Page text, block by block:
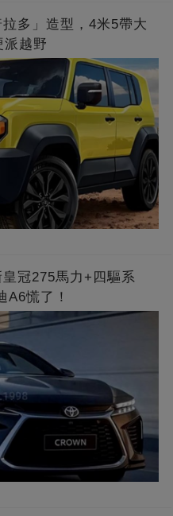
多」造型，4米5帶大
派越野
冠275馬力+四驅系
A6慌了！